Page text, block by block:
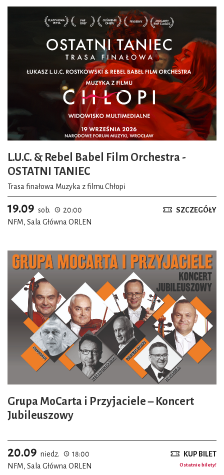
L.U.C. & Rebel Babel Film Orchestra -
OSTATNI TANIEC
Trasa finałowa Muzyka z filmu Chłopi
19.09 sob.
20:00
NFM, Sala Główna ORLEN
SZCZEGÓŁY
Grupa MoCarta i Przyjaciele – Koncert
Jubileuszowy
20.09 niedz.
18:00
NFM, Sala Główna ORLEN
KUP BILET
Ostatnie bilety!